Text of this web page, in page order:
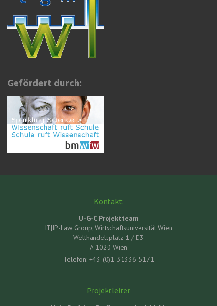
Gefördert durch:
Kontakt:
U-G-C Projektteam
IT|IP-Law Group, Wirtschaftsuniversität Wien
Welthandelsplatz 1 / D3
A-1020 Wien
Telefon: +43-(0)1-31336-5171
Projektleiter